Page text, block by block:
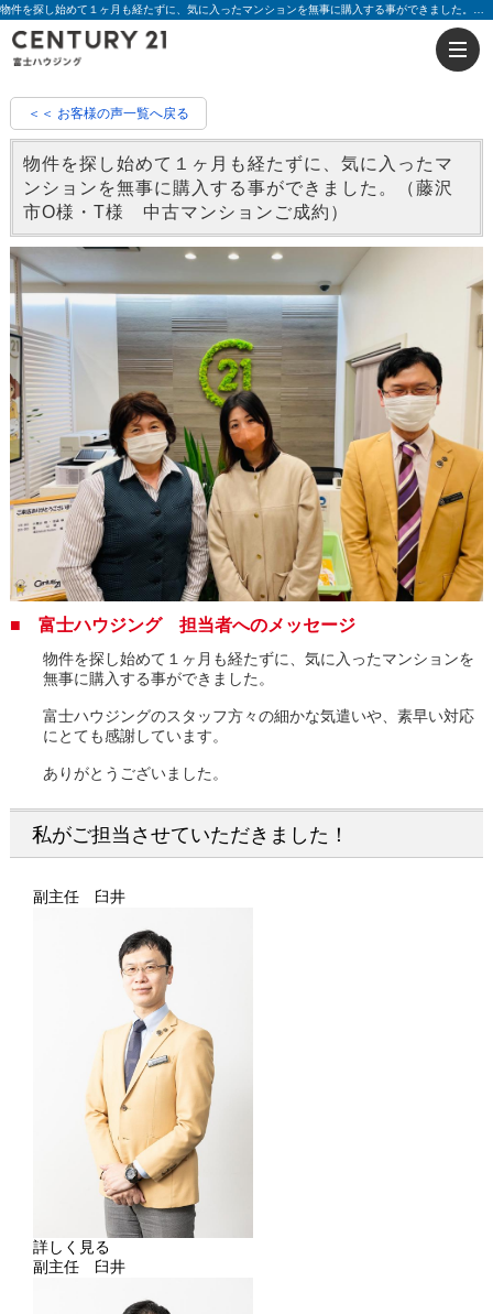
＜＜ お客様の声一覧へ戻る
物件を探し始めて１ヶ月も経たずに、気に入ったマ
ンションを無事に購入する事ができました。（藤沢
市O様・T様 中古マンションご成約）
■ 富士ハウジング 担当者へのメッセージ
物件を探し始めて１ヶ月も経たずに、気に入ったマンションを
無事に購入する事ができました。
富士ハウジングのスタッフ方々の細かな気遣いや、素早い対応
にとても感謝しています。
ありがとうございました。
私がご担当させていただきました！
副主任 臼井
詳しく見る
副主任 臼井